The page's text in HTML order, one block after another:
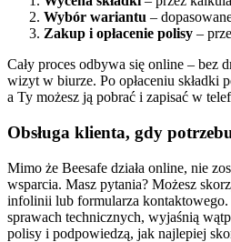
Wybór wariantu –
Zakup i opłacenie polisy –
Cały proces odbywa się online – bez
wizyt w biurze. Po opłaceniu składki
a Ty możesz ją pobrać i zapisać w
Obsługa klienta, gdy
Mimo że Beesafe działa online, nie
wsparcia. Masz pytania? Możesz
infolinii lub formularza
sprawach technicznych, wyjaśnią
polisy i podpowiedzą, jak najlepiej